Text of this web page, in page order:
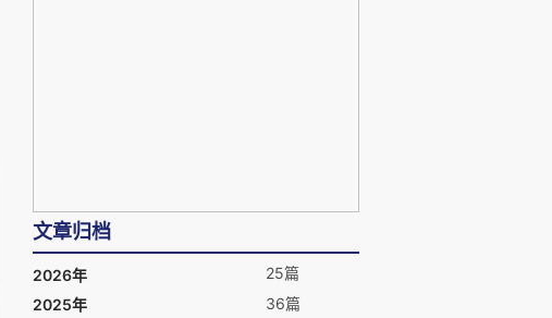
文章归档
2026年
25篇
2025年
36篇